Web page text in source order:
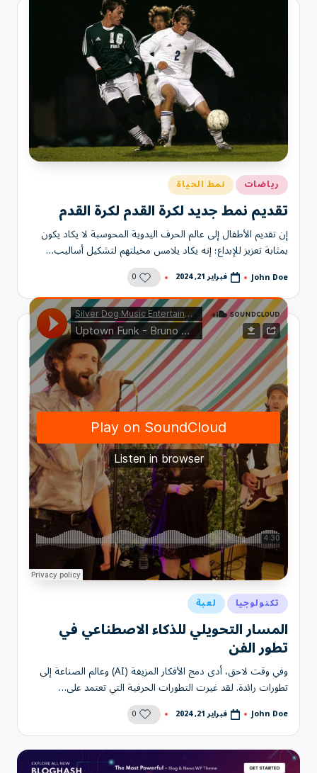
نُشر
في
رياضات نمط الحياة
تقديم نمط جديد لكرة القدم لكرة القدم
إن تقديم الأطفال إلى عالم الحرف اليدوية المحوسبة لا يكاد يكون
بمثابة تعزيز للإبداع؛ إنه يكاد يلامس مخيلتهم لتشكيل أساليب…
تمّ
بواسطة
John Doe فبراير 21, 2024 0
نُشر
في
تكنولوجيا لعبة
المسار التحويلي للذكاء الاصطناعي في
تطور الفن
وفي وقت لاحق، أدى دمج الأفكار المزيفة (AI) وعالم الصناعة إلى
تطورات رائدة. لقد غيرت التطورات الحرفية التي تعتمد على…
تمّ
بواسطة
John Doe فبراير 21, 2024 0